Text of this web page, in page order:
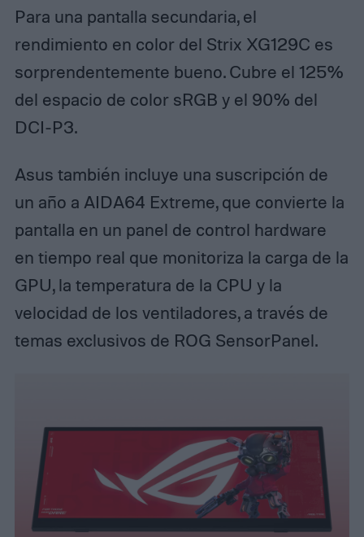
Para una pantalla secundaria, el
rendimiento en color del Strix XG129C es
sorprendentemente bueno. Cubre el 125%
del espacio de color sRGB y el 90% del
DCI-P3.
Asus también incluye una suscripción de
un año a AIDA64 Extreme, que convierte la
pantalla en un panel de control hardware
en tiempo real que monitoriza la carga de la
GPU, la temperatura de la CPU y la
velocidad de los ventiladores, a través de
temas exclusivos de ROG SensorPanel.